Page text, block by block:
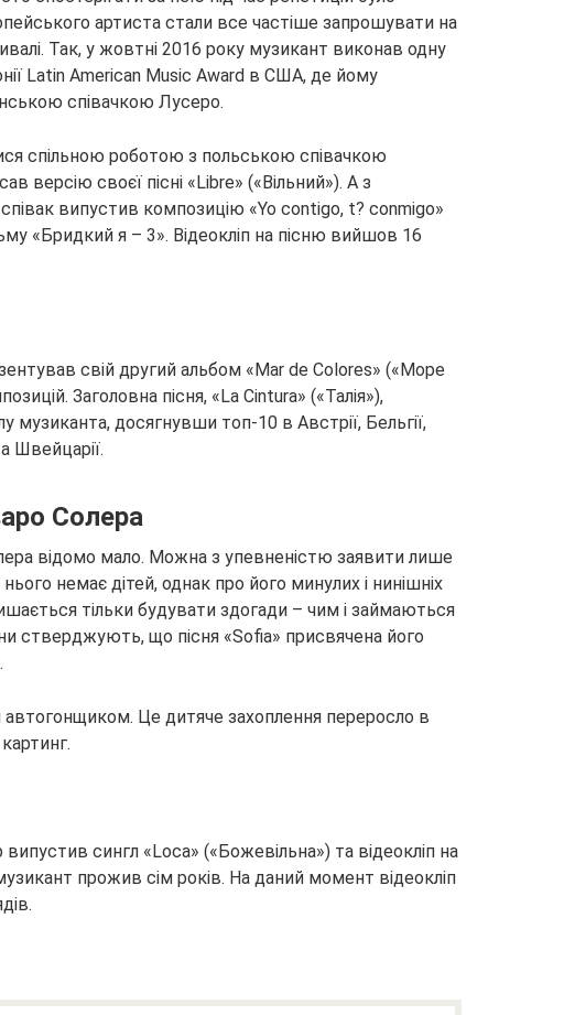
артиста стали все частіше запрошувати на
Так, у жовтні 2016 року музикант виконав одну
Latin American Music Award в США, де йому
співачкою Лусеро.
спільною роботою з польською співачкою
версію своєї пісні «Libre» («Вільний»). А з
випустив композицію «Yo contigo, t? conmigo»
«Бридкий я – 3». Відеокліп на пісню вийшов 16
свій другий альбом «Mar de Colores» («Море
Заголовна пісня, «La Cintura» («Талія»),
музиканта, досягнувши топ-10 в Австрії, Бельгії,
Швейцарії.
Солера
відомо мало. Можна з упевненістю заявити лише
немає дітей, однак про його минулих і нинішніх
тільки будувати здогади – чим і займаються
стверджують, що пісня «Sofia» присвячена його
автогонщиком. Це дитяче захоплення переросло в
сингл «Loca» («Божевільна») та відеокліп на
прожив сім років. На даний момент відеокліп